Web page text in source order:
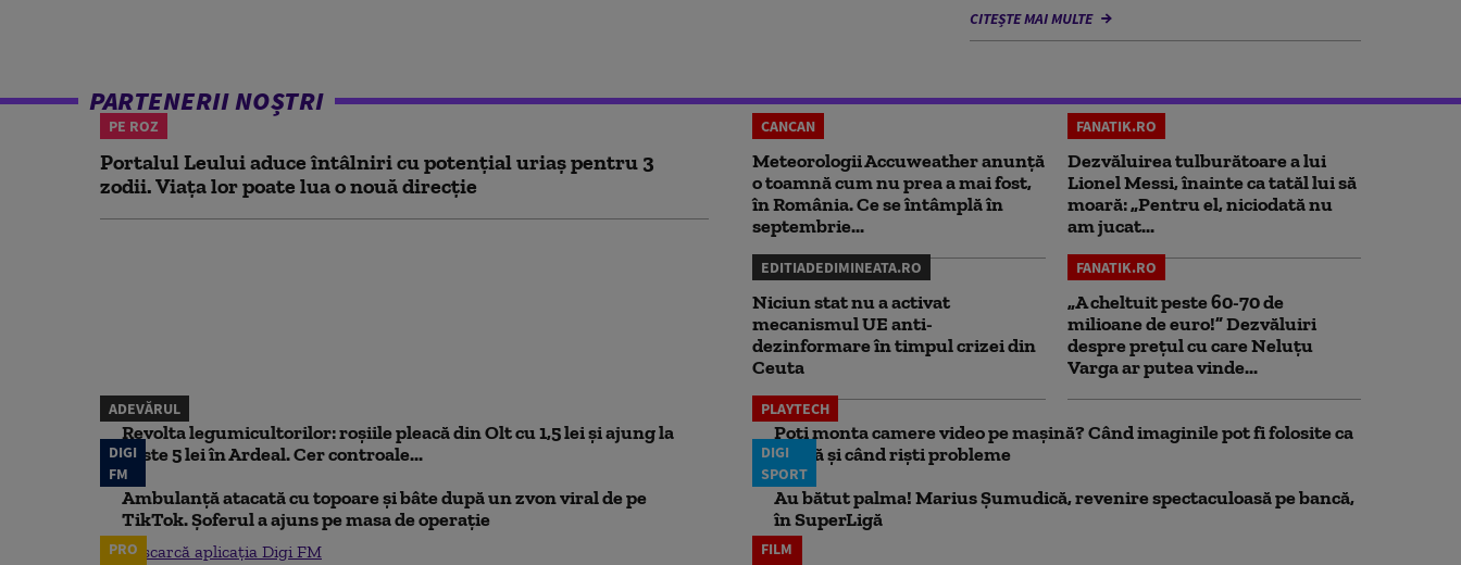
CITEȘTE MAI MULTE
PARTENERII NOȘTRI
PE ROZ
Portalul Leului aduce întâlniri cu potențial uriaș pentru 3
zodii. Viața lor poate lua o nouă direcție
CANCAN
Meteorologii Accuweather anunță
o toamnă cum nu prea a mai fost,
în România. Ce se întâmplă în
septembrie...
FANATIK.RO
Dezvăluirea tulburătoare a lui
Lionel Messi, înainte ca tatăl lui să
moară: „Pentru el, niciodată nu
am jucat...
EDITIADEDIMINEATA.RO
Niciun stat nu a activat
mecanismul UE anti-
dezinformare în timpul crizei din
Ceuta
FANATIK.RO
„A cheltuit peste 60-70 de
milioane de euro!” Dezvăluiri
despre prețul cu care Neluțu
Varga ar putea vinde...
ADEVĂRUL
Revolta legumicultorilor: roșiile pleacă din Olt cu 1,5 lei și ajung la
peste 5 lei în Ardeal. Cer controale...
PLAYTECH
Poți monta camere video pe mașină? Când imaginile pot fi folosite ca
probă și când riști probleme
DIGI
FM
Ambulanță atacată cu topoare și bâte după un zvon viral de pe
TikTok. Șoferul a ajuns pe masa de operație
Descarcă aplicația Digi FM
DIGI
SPORT
Au bătut palma! Marius Șumudică, revenire spectaculoasă pe bancă,
în SuperLigă
PRO
FILM